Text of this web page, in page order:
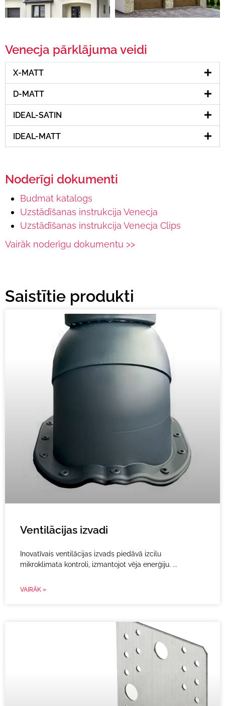
Venecja pārklājuma veidi
X-MATT
D-MATT
IDEAL-SATIN
IDEAL-MATT
Noderīgi dokumenti
Budmat katalogs
Uzstādīšanas instrukcija Venecja
Uzstādīšanas instrukcija Venecja Clips
Vairāk noderīgu dokumentu >>
Saistītie produkti
Ventilācijas izvadi
Inovatīvais ventilācijas izvads piedāvā izcilu
mikroklimata kontroli, izmantojot vēja enerģiju.
VAIRĀK »